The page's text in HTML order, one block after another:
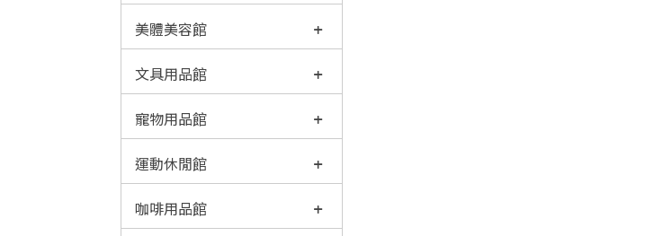
美體美容館
文具用品館
寵物用品館
運動休閒館
咖啡用品館